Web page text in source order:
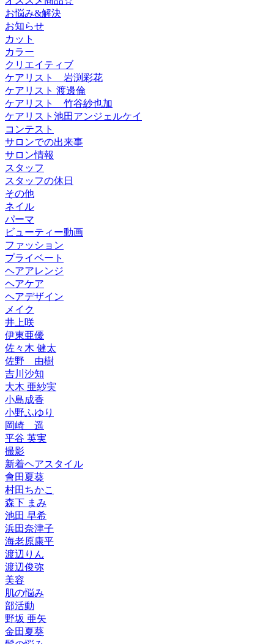
お悩み&解決
お知らせ
カット
カラー
クリエイティブ
ケアリスト 岩渕彩花
ケアリスト 渡邊倫
ケアリスト 竹谷紗也加
ケアリスト池田アンジェルケイ
コンテスト
サロンでの出来事
サロン情報
スタッフ
スタッフの休日
その他
ネイル
パーマ
ビューティー動画
ファッション
プライベート
ヘアアレンジ
ヘアケア
ヘアデザイン
メイク
井上咲
伊東亜優
佐々木 健太
佐野 由樹
吉川沙知
大木 亜紗実
小島成香
小野ふゆり
岡崎 遥
平谷 英実
撮影
新着ヘアスタイル
會田夏葵
村田ちかこ
森下 まみ
池田 早希
浜田奈津子
海老原康平
渡辺りん
渡辺俊弥
美容
肌の悩み
部活動
野坂 亜矢
金田夏葵